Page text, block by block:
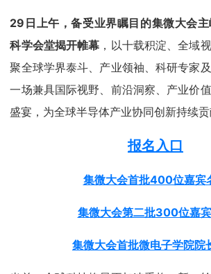
29日上午，备受业界瞩目的集微大会
科学会堂揭开帷幕 ，以十载积淀、全域
聚全球学界泰斗、产业领袖、科研专家
一场兼具国际视野、前沿洞察、产业价
盛宴，为全球半导体产业协同创新持续贡
报名入口
集微大会首批400位嘉宾
集微大会第二批300位嘉
集微大会首批微电子学院院